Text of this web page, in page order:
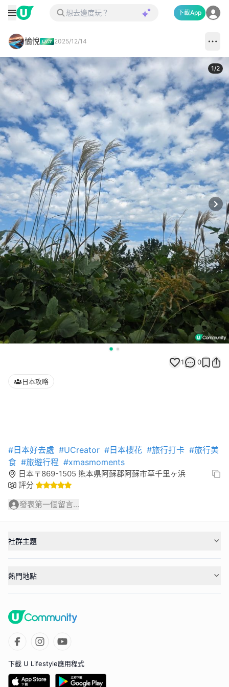
下載App
愉悅 2025/12/14
1/2
1 0
日本攻略
#日本好去處 #UCreator #日本櫻花 #旅行打卡 #旅行美
食 #旅遊行程 #xmasmoments
日本〒869-1505 熊本県阿蘇郡阿蘇市草千里ヶ浜
評分
發表第一個留言...
社群主題
熱門地點
下載 U Lifestyle應用程式